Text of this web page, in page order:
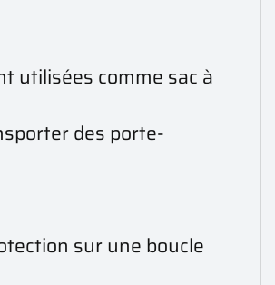
utilisées comme sac à
des porte-
sur une boucle